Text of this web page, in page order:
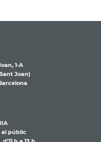
1-A
Joan)
al públic